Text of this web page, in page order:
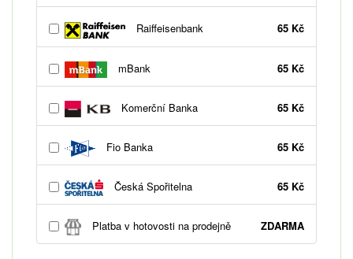
Raiffeisenbank 65 Kč
mBank 65 Kč
Komerční Banka 65 Kč
Fio Banka 65 Kč
Česká Spořitelna 65 Kč
Platba v hotovosti na prodejně ZDARMA